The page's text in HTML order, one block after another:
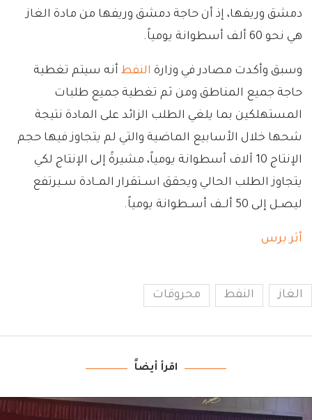
دمشق وريفها، إذ أن حاجة دمشق وريفها من مادة الغاز
هي نحو 60 ألف أسطوانة يومياً.
وسبق وأكدت مصادر في وزارة النفط أنه سيتم تغطية
حاجة جميع المناطق ومن ثم تغطية جميع طلبات
المستهلكين بما يلغي الطلب الزائد على المادة نتيجة
شحها خلال الأسابيع الماضية والتي لم يتجاوز فيها حجم
الإنتاج 10 آلاف أسطوانة يومياً، مشيرةً إلى الإنتاج لكي
يتجاوز الطلب الحالي ويحقق اســتقرار المــادة ســيرتفع
ليصــل إلى 50 ألــف أســطوانة يومياً.
أثر برس
الغاز النفط محروقات
اقرأ أيضاً